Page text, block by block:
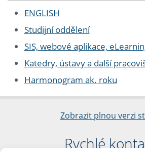
ENGLISH
Studijní oddělení
SIS, webové aplikace,
Katedry, ústavy a další
Harmonogram ak. roku
Zobrazit plnou verzi
Rychlé